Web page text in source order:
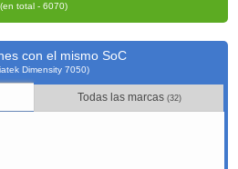
(en total - 6070)
con el mismo SoC
Dimensity 7050)
Todas las marcas (32)